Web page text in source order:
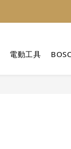
電動工具